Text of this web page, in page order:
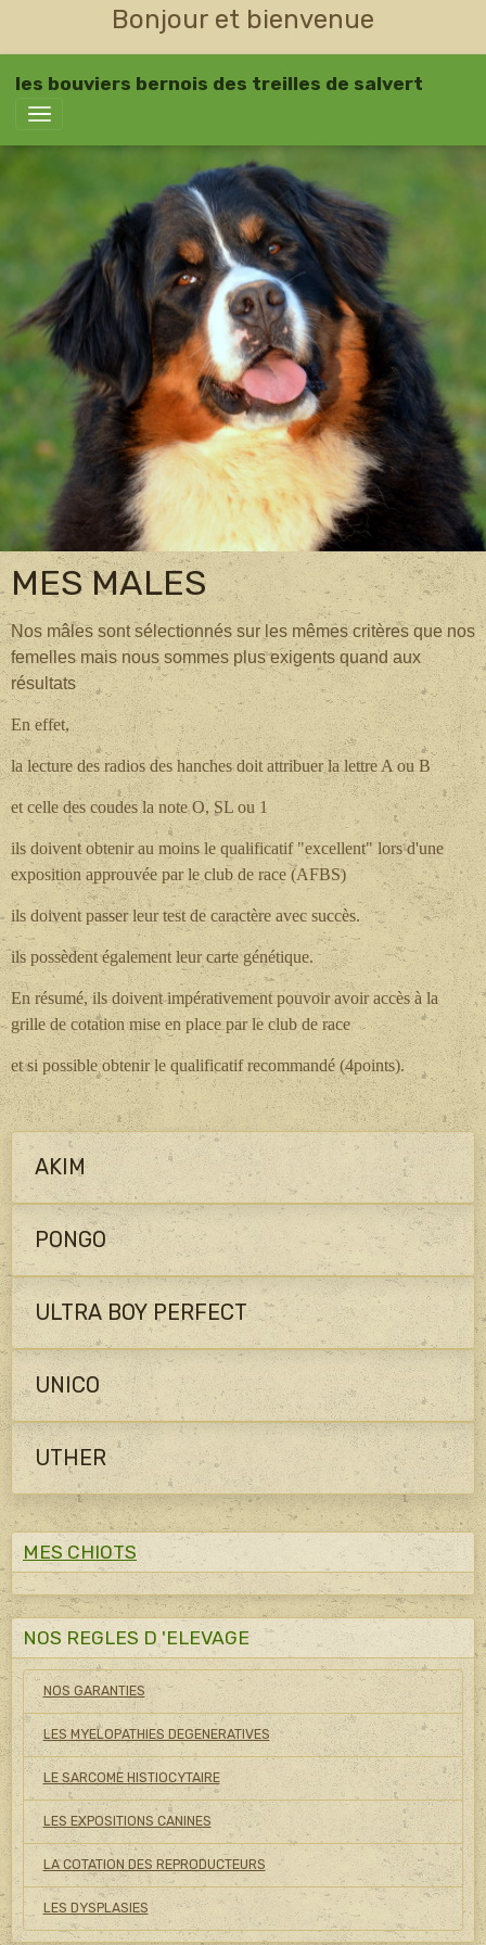
Bonjour et bienvenue
les bouviers bernois des treilles de salvert
MES MALES
Nos mâles sont sélectionnés sur les mêmes critères que nos
femelles mais nous sommes plus exigents quand aux
résultats
En effet,
la lecture des radios des hanches doit attribuer la lettre A ou B
et celle des coudes la note O, SL ou 1
ils doivent obtenir au moins le qualificatif "excellent" lors d'une
exposition approuvée par le club de race (AFBS)
ils doivent passer leur test de caractère avec succès.
ils possèdent également leur carte génétique.
En résumé, ils doivent impérativement pouvoir avoir accès à la
grille de cotation mise en place par le club de race
et si possible obtenir le qualificatif recommandé (4points).
AKIM
PONGO
ULTRA BOY PERFECT
UNICO
UTHER
MES CHIOTS
NOS REGLES D 'ELEVAGE
NOS GARANTIES
LES MYELOPATHIES DEGENERATIVES
LE SARCOME HISTIOCYTAIRE
LES EXPOSITIONS CANINES
LA COTATION DES REPRODUCTEURS
LES DYSPLASIES